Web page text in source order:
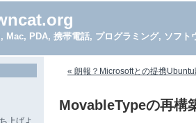
PDA, 携帯電話, プログラミング, ソフト
« 朗報？Microsoftとの提携
MovableTypeの再構
上げよ